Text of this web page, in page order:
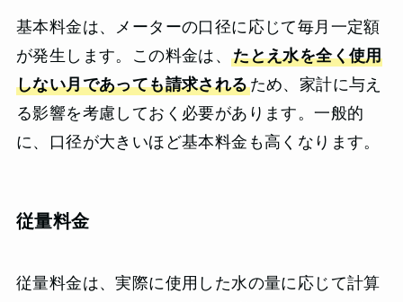
基本料金は、メーターの口径に応じて毎月一定額
が発生します。この料金は、たとえ水を全く使用
しない月であっても請求されるため、家計に与え
る影響を考慮しておく必要があります。一般的
に、口径が大きいほど基本料金も高くなります。
従量料金
従量料金は、実際に使用した水の量に応じて計算